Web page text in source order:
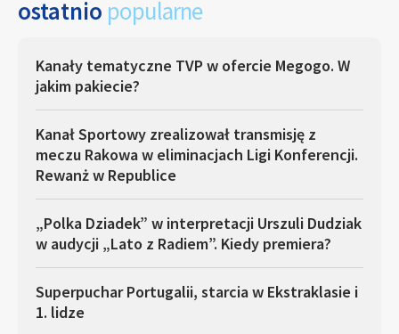
ostatnio popularne
Kanały tematyczne TVP w ofercie Megogo. W
jakim pakiecie?
Kanał Sportowy zrealizował transmisję z
meczu Rakowa w eliminacjach Ligi Konferencji.
Rewanż w Republice
„Polka Dziadek” w interpretacji Urszuli Dudziak
w audycji „Lato z Radiem”. Kiedy premiera?
Superpuchar Portugalii, starcia w Ekstraklasie i
1. lidze